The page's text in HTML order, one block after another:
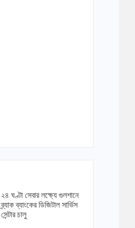
২৪ ঘণ্টা সেবার লক্ষ্যে গুলশানে
ব্র্যাক ব্যাংকের ডিজিটাল সার্ভিস
সেন্টার চালু